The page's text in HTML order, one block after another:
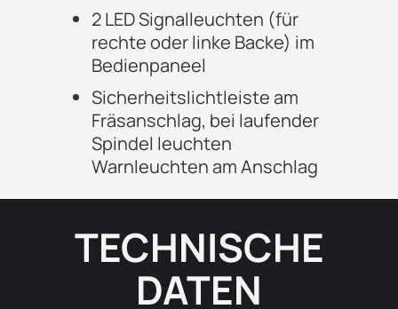
2 LED Signalleuchten (für
rechte oder linke Backe) im
Bedienpaneel
Sicherheitslichtleiste am
Fräsanschlag, bei laufender
Spindel leuchten
Warnleuchten am Anschlag
TECHNISCHE
DATEN